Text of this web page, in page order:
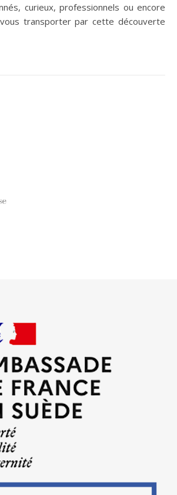
curieux, professionnels ou encore
transporter par cette découverte